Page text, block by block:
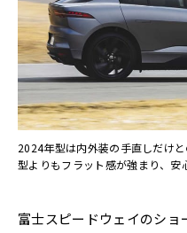
2024年型は内外装の手直しだけ
型よりもフラット感が強まり、安
富士スピードウェイのショ